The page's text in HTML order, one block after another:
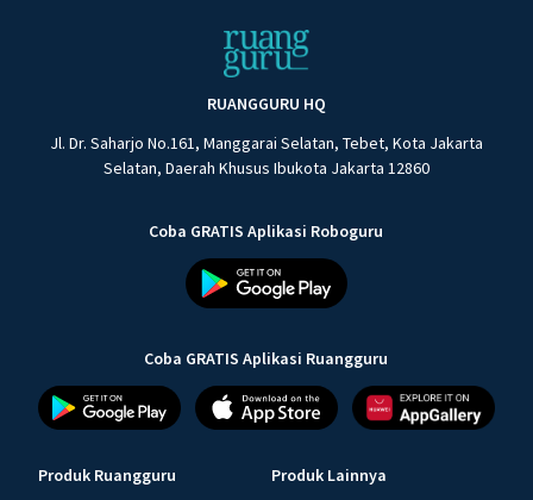
RUANGGURU HQ
Jl. Dr. Saharjo No.161, Manggarai Selatan, Tebet, Kota Jakarta
Selatan, Daerah Khusus Ibukota Jakarta 12860
Coba GRATIS Aplikasi Roboguru
Coba GRATIS Aplikasi Ruangguru
Produk Ruangguru Produk Lainnya